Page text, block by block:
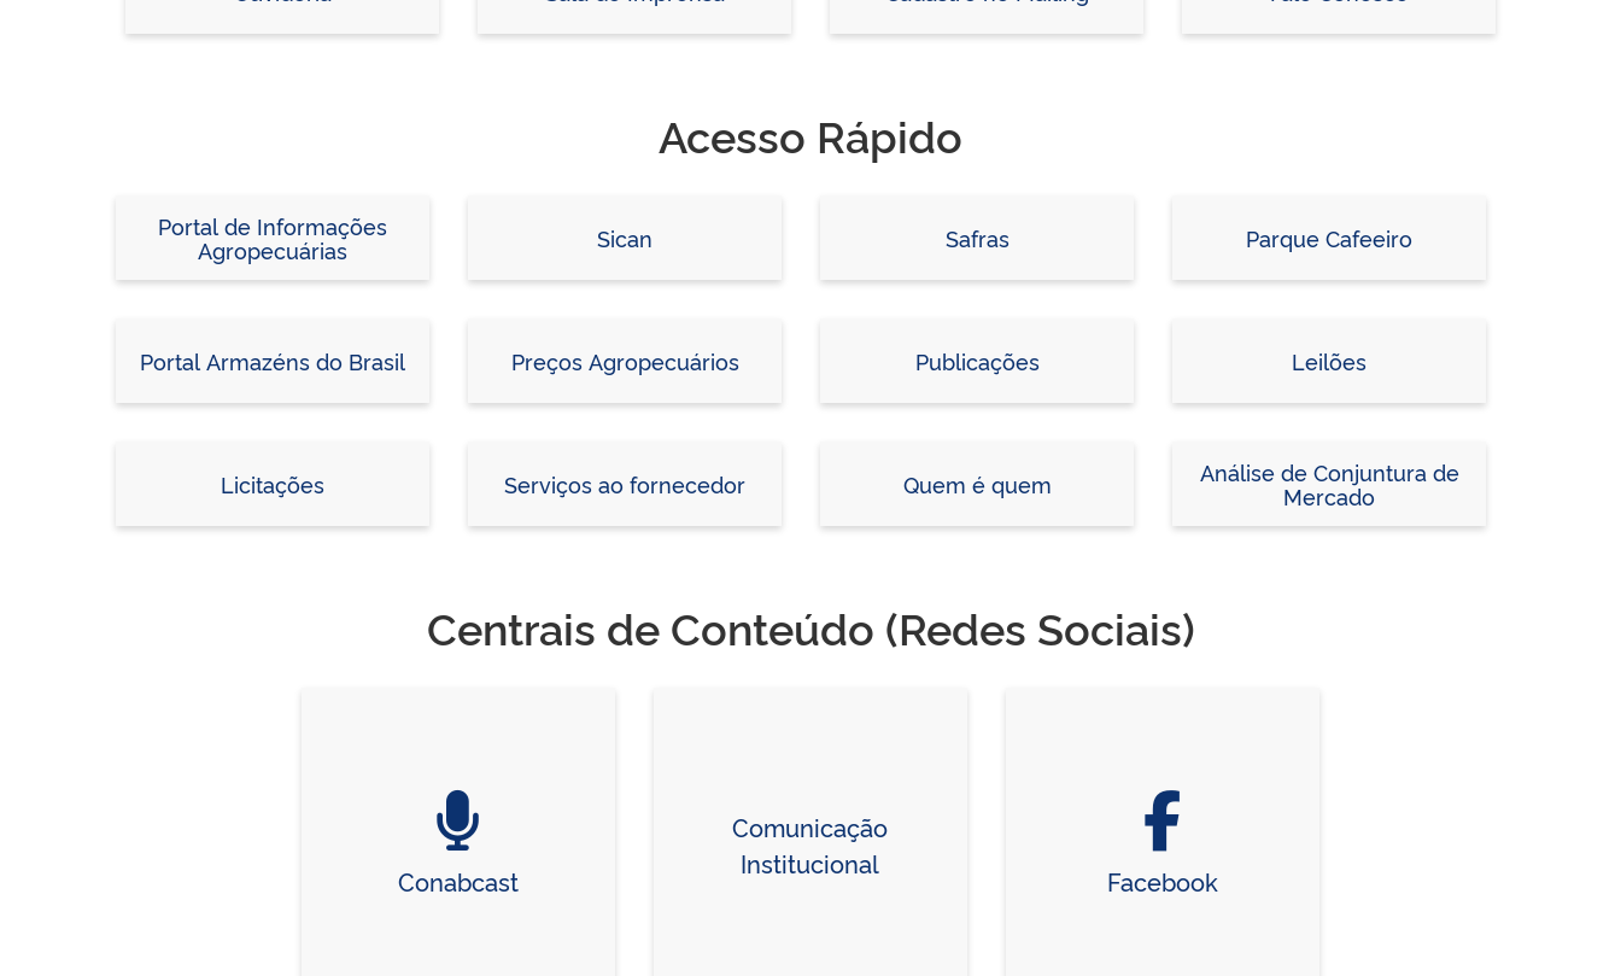
Acesso Rápido
Portal de Informações
Agropecuárias
Sican Safras Parque Cafeeiro
Portal Armazéns do Brasil Preços Agropecuários Publicações Leilões
Licitações Serviços ao fornecedor Quem é quem
Análise de Conjuntura de
Mercado
Centrais de Conteúdo (Redes Sociais)
Conabcast
Comunicação
Institucional
Facebook